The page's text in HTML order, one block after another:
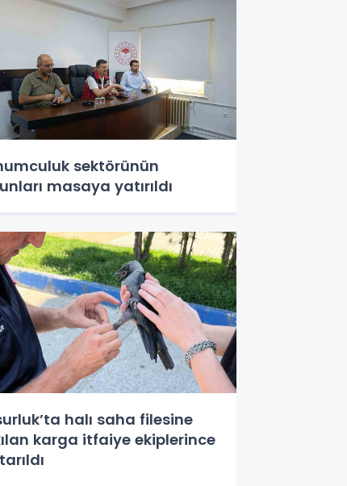
sektörünün
masaya yatırıldı
halı saha filesine
karga itfaiye ekiplerince